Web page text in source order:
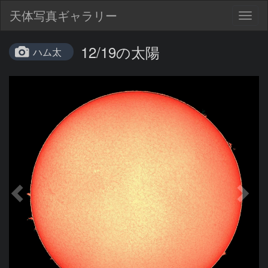
天体写真ギャラリー
ハム太 12/19の太陽